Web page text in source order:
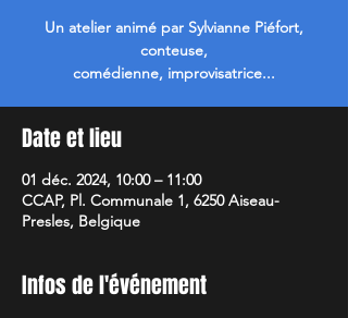
Un atelier animé par Sylvianne Piéfort,
conteuse,
comédienne, improvisatrice...
Date et lieu
01 déc. 2024, 10:00 – 11:00
CCAP, Pl. Communale 1, 6250 Aiseau-
Presles, Belgique
Infos de l'événement